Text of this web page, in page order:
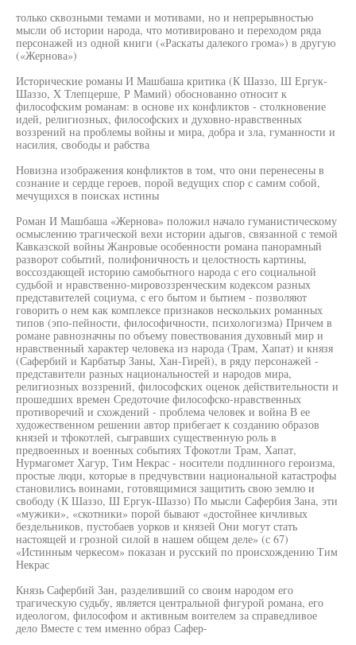
только сквозными темами и мотивами, но и непрерывностью
мысли об истории народа, что мотивировано и переходом ряда
персонажей из одной книги («Раскаты далекого грома») в другую
(«Жернова»)
Исторические романы И Машбаша критика (К Шаззо, Ш Ергук-
Шаззо, X Тлепцерше, Р Мамий) обоснованно относит к
философским романам: в основе их конфликтов - столкновение
идей, религиозных, философских и духовно-нравственных
воззрений на проблемы войны и мира, добра и зла, гуманности и
насилия, свободы и рабства
Новизна изображения конфликтов в том, что они перенесены в
сознание и сердце героев, порой ведущих спор с самим собой,
мечущихся в поисках истины
Роман И Машбаша «Жернова» положил начало гуманистическому
осмыслению трагической вехи истории адыгов, связанной с темой
Кавказской войны Жанровые особенности романа панорамный
разворот событий, полифоничность и целостность картины,
воссоздающей историю самобытного народа с его социальной
судьбой и нравственно-мировоззренческим кодексом разных
представителей социума, с его бытом и бытием - позволяют
говорить о нем как комплексе признаков нескольких романных
типов (эпо-пейности, философичности, психологизма) Причем в
романе равнозначны по объему повествования духовный мир и
нравственный характер человека из народа (Трам, Хапат) и князя
(Сафербий и Карбатыр Заны, Хан-Гирей), в ряду персонажей -
представители разных национальностей и народов мира,
религиозных воззрений, философских оценок действительности и
прошедших времен Средоточие философско-нравственных
противоречий и схождений - проблема человек и война В ее
художественном решении автор прибегает к созданию образов
князей и тфокотлей, сыгравших существенную роль в
предвоенных и военных событиях Тфокотли Трам, Хапат,
Нурмагомет Хагур, Тим Некрас - носители подлинного героизма,
простые люди, которые в предчувствии национальной катастрофы
становились воинами, готовящимися защитить свою землю и
свободу (К Шаззо, Ш Ергук-Шаззо) По мысли Сафербия Зана, эти
«мужики», «скотники» порой бывают «достойнее кичливых
бездельников, пустобаев уорков и князей Они могут стать
настоящей и грозной силой в нашем общем деле» (с 67)
«Истинным черкесом» показан и русский по происхождению Тим
Некрас
Князь Сафербий Зан, разделивший со своим народом его
трагическую судьбу, является центральной фигурой романа, его
идеологом, философом и активным воителем за справедливое
дело Вместе с тем именно образ Сафер-